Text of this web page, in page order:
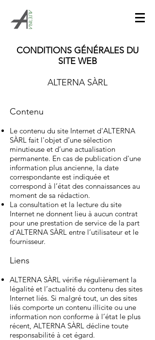
CONDITIONS GÉNÉRALES DU
SITE WEB
ALTERNA SÀRL
Contenu
Le contenu du site Internet d'ALTERNA
SÀRL fait l'objet d'une sélection
minutieuse et d’une actualisation
permanente. En cas de publication d'une
information plus ancienne, la date
correspondante est indiquée et
correspond à l’état des connaissances au
moment de sa rédaction.
La consultation et la lecture du site
Internet ne donnent lieu à aucun contrat
pour une prestation de service de la part
d'ALTERNA SÀRL entre l’utilisateur et le
fournisseur.
Liens
ALTERNA SÀRL vérifie régulièrement la
légalité et l’actualité du contenu des sites
Internet liés. Si malgré tout, un des sites
liés comporte un contenu illicite ou une
information non conforme à l’état le plus
récent, ALTERNA SÀRL décline toute
responsabilité à cet égard.